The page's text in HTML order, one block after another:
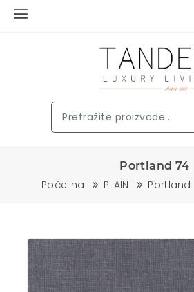
Portland 74
Početna PLAIN Portland